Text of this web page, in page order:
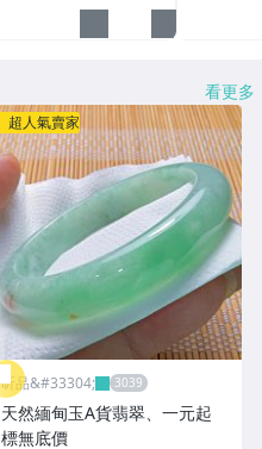
看更多
超人氣賣家
昕品&#33304;
天然緬甸玉A貨翡翠、一元起
標無底價